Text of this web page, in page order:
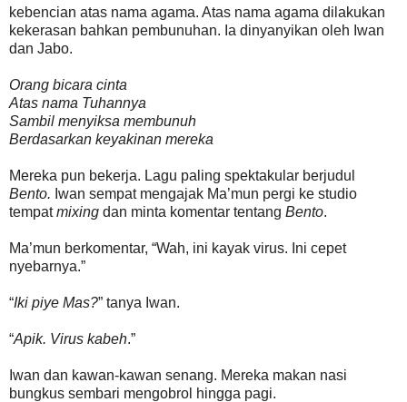
kebencian atas nama agama. Atas nama agama dilakukan
kekerasan bahkan pembunuhan. Ia dinyanyikan oleh Iwan
dan Jabo.
Orang bicara cinta
Atas nama Tuhannya
Sambil menyiksa membunuh
Berdasarkan keyakinan mereka
Mereka pun bekerja. Lagu paling spektakular berjudul
Bento. Iwan sempat mengajak Ma’mun pergi ke studio
tempatmixing dan minta komentar tentang Bento.
Ma’mun berkomentar, “Wah, ini kayak virus. Ini cepet
nyebarnya.”
“Iki piye Mas?” tanya Iwan.
“Apik. Virus kabeh.”
Iwan dan kawan-kawan senang. Mereka makan nasi
bungkus sembari mengobrol hingga pagi.